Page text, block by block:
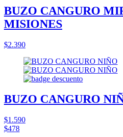
BUZO CANGURO
MISIONES
$2.390
BUZO CANGURO
$1.590
$478